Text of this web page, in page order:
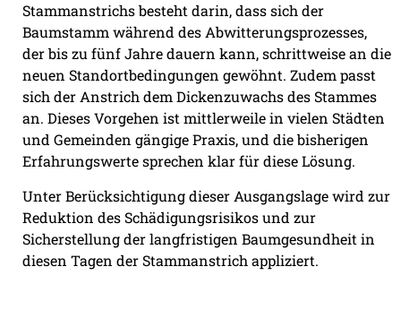
Stammanstrichs besteht darin, dass sich der
Baumstamm während des Abwitterungsprozesses,
der bis zu fünf Jahre dauern kann, schrittweise an die
neuen Standortbedingungen gewöhnt. Zudem passt
sich der Anstrich dem Dickenzuwachs des Stammes
an. Dieses Vorgehen ist mittlerweile in vielen Städten
und Gemeinden gängige Praxis, und die bisherigen
Erfahrungswerte sprechen klar für diese Lösung.
Unter Berücksichtigung dieser Ausgangslage wird zur
Reduktion des Schädigungsrisikos und zur
Sicherstellung der langfristigen Baumgesundheit in
diesen Tagen der Stammanstrich appliziert.